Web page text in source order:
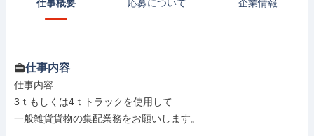
仕事概要 応募について 企業情報
仕事内容
仕事内容
3ｔもしくは4ｔトラックを使用して
一般雑貨貨物の集配業務をお願いします。